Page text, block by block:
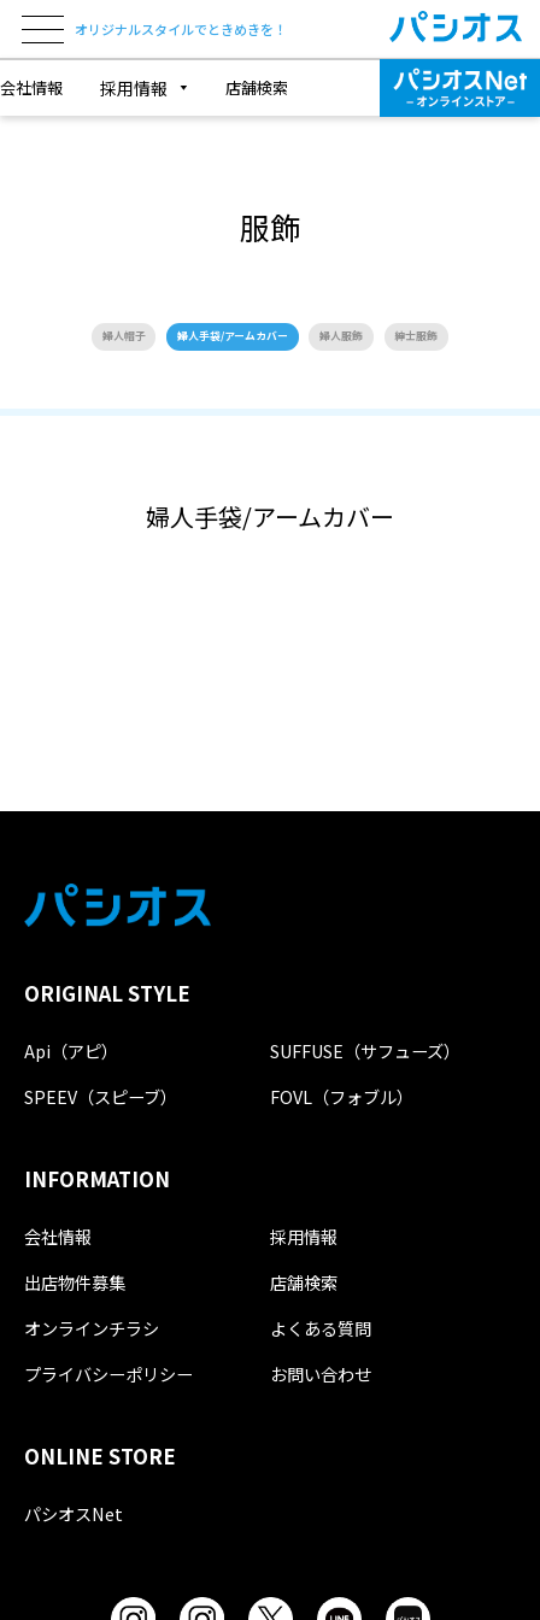
オリジナルスタイルでときめきを！
会社情報 採用情報 店舗検索
服飾
婦人帽子 婦人手袋/アームカバー 婦人服飾 紳士服飾
婦人手袋/アームカバー
ORIGINAL STYLE
Api（アピ）
SUFFUSE（サフューズ）
SPEEV（スピーブ）
FOVL（フォブル）
INFORMATION
会社情報
採用情報
出店物件募集
店舗検索
オンラインチラシ
よくある質問
プライバシーポリシー
お問い合わせ
ONLINE STORE
パシオスNet